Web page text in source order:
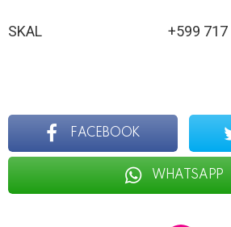
SKAL +599 717
FACEBOOK
WHATSAPP